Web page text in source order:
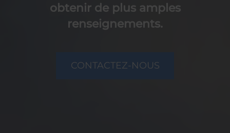
obtenir de plus amples
renseignements.
CONTACTEZ-NOUS